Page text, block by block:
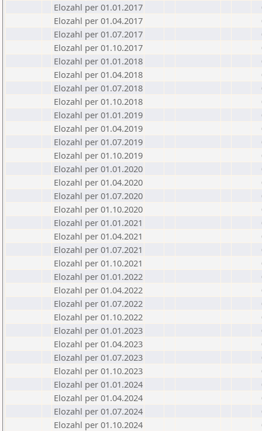
Elozahl per 01.01.2017
Elozahl per 01.04.2017
Elozahl per 01.07.2017
Elozahl per 01.10.2017
Elozahl per 01.01.2018
Elozahl per 01.04.2018
Elozahl per 01.07.2018
Elozahl per 01.10.2018
Elozahl per 01.01.2019
Elozahl per 01.04.2019
Elozahl per 01.07.2019
Elozahl per 01.10.2019
Elozahl per 01.01.2020
Elozahl per 01.04.2020
Elozahl per 01.07.2020
Elozahl per 01.10.2020
Elozahl per 01.01.2021
Elozahl per 01.04.2021
Elozahl per 01.07.2021
Elozahl per 01.10.2021
Elozahl per 01.01.2022
Elozahl per 01.04.2022
Elozahl per 01.07.2022
Elozahl per 01.10.2022
Elozahl per 01.01.2023
Elozahl per 01.04.2023
Elozahl per 01.07.2023
Elozahl per 01.10.2023
Elozahl per 01.01.2024
Elozahl per 01.04.2024
Elozahl per 01.07.2024
Elozahl per 01.10.2024